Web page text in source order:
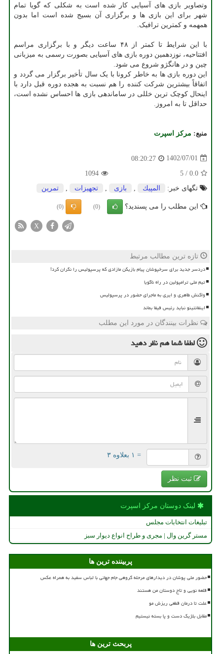
وتصاویر بازی های آسیایی کار شده است به شکلی که گویا تمام
شهر برای این بازی ها و برگزاری آن بسیج شده است اما بدون
همهمه و کمترین ترافیک.
با این شرایط تا کمتر از ۴۸ ساعت دیگر و با برگزاری مراسم
افتتاحیه، نوزدهمین دوره بازی های آسیایی بصورت رسمی به میزبانی
چین و در هانگژو شروع می شود.
این دوره بازی ها به خاطر کرونا با یک سال تأخیر برگزار می گردد و
اتفاقاً بیشترین شرکت کننده را هم نسبت به هجده دوره قبل دارد با
اینحال کوچک ترین خللی در ساماندهی بازی ها احساس نشده است،
حداقل تا به امروز.
منبع: مركز اسپرت
1402/07/01
08:20:27
0.0
/
5
1094
تگهای خبر:
المپیك بازی تجهیزات تمرین
این مطلب را می پسندید؟ (0)
(0)
X
تازه ترین مطالب مرتبط
دردسر جدید برای سرخپوشان پیام بازیکن مازادی که پرسپولیس را نگران کرد!
تیم ملی ترامپولین در راه ناگویا
واکنش طاهری و ایری به ماجرای حضور در پرسپولیس
اینفانتینو نباید رئیس فیفا بماند
نظرات بینندگان در مورد این مطلب
لطفا شما همنظر دهید
= ۱ بعلاوه ۳
ثبت نظر
لینک دوستان مركز اسپرت
تبلیغات انتخابات مجلس
مستر گرین وال | مجری و طراح انواع دیوار سبز
پربیننده ترین ها
حضور ملی پوشان در دیدارهای مرحله گروهی جام جهانی با لباس سفید به همراه عکس
قلعه نویی و تاج دوستان من هستند
علت تا درمان قطعی ریزش مو
مقابل بلژیک دست و پا بسته نیستیم
پربحث ترین ها